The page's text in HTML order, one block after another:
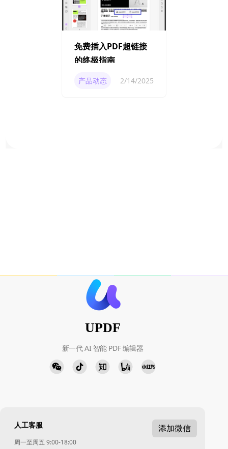
免费插入PDF超链接
的终极指南
产品动态 2/14/2025
UPDF
新一代 AI 智能 PDF 编辑器
人工客服
周一至周五 9:00-18:00
添加微信